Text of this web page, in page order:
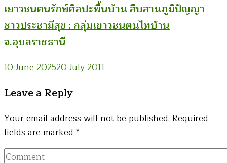
เยาวชนฅนรักษ์ศิลปะพื้นบ้าน สืบสานภูมิปัญญา
ชาวประชามีสุข : กลุ่มเยาวชนฅนไทบ้าน
จ.อุบลราชธานี
10 June 202520 July 2011
Leave a Reply
Your email address will not be published. Required
fields are marked *
Comment